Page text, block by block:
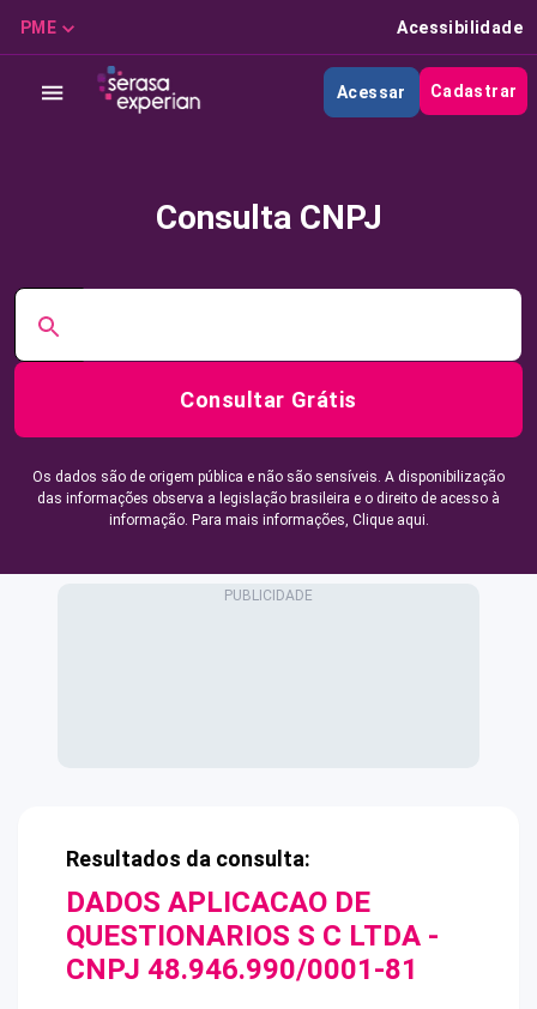
PME Acessibilidade
Acessar Cadastrar
Consulta CNPJ
Consultar Grátis
Os dados são de origem pública e não são sensíveis. A disponibilização
das informações observa a legislação brasileira e o direito de acesso à
informação. Para mais informações, Clique aqui.
Resultados da consulta:
DADOS APLICACAO DE
QUESTIONARIOS S C LTDA -
CNPJ 48.946.990/0001-81